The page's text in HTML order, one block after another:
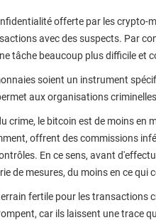
offerte par les crypto-
avec des suspects. Par
tâche beaucoup plus difficile et
soient un instrument
aux organisations
crime, le bitcoin est de moins en
offrent des commissions
En ce sens, avant
de mesures, du moins en ce
fertile pour les transactions
car ils laissent une trace